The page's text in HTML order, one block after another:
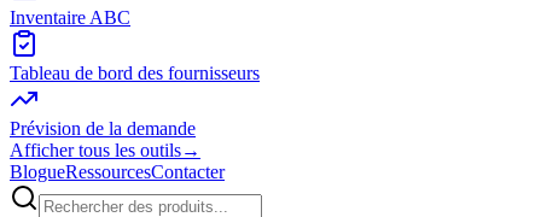
Inventaire ABC
Tableau de bord des fournisseurs
Prévision de la demande
Afficher tous les outils→
BlogueRessourcesContacter